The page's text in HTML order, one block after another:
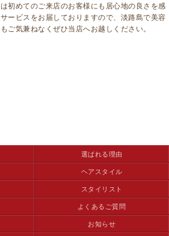
初めてのご来店のお客様にも居心地の良さを感
ービスをお届しておりますので、淡路島で美容
ご気兼ねなくぜひ当店へお越しください。
選ばれる理由
ヘアスタイル
スタイリスト
よくあるご質問
お知らせ